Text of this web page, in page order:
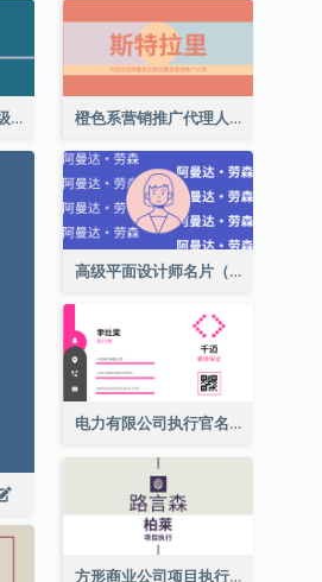
紫绿色珠宝零售店高级总监名片 橙色系营销推广代理人名片
高级平面设计师名片（附自画像）
电力有限公司执行官名片
方形商业公司项目执行总监名片